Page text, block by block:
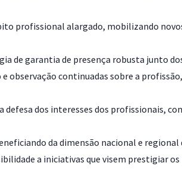
profissional alargado, mobilizando
de garantia de presença robusta junto
observação continuadas sobre a
defesa dos interesses dos profissionais,
da dimensão nacional e regional
a iniciativas que visem prestigiar